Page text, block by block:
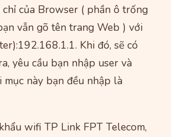
của Browser ( phần ô trống
vẫn gõ tên trang Web ) với
Khi đó, sẽ có
yêu cầu bạn nhập user và
mục này bạn đều nhập là
wifi TP Link FPT Telecom,